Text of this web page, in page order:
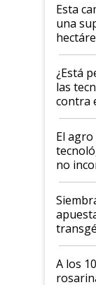
Esta
una
con
salto
¿Está
las
contra
El
no
por
semillero
A los